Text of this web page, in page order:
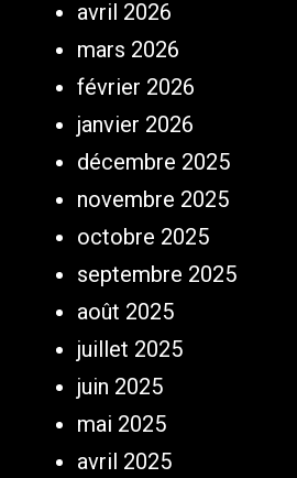
avril 2026
mars 2026
février 2026
janvier 2026
décembre 2025
novembre 2025
octobre 2025
septembre 2025
août 2025
juillet 2025
juin 2025
mai 2025
avril 2025